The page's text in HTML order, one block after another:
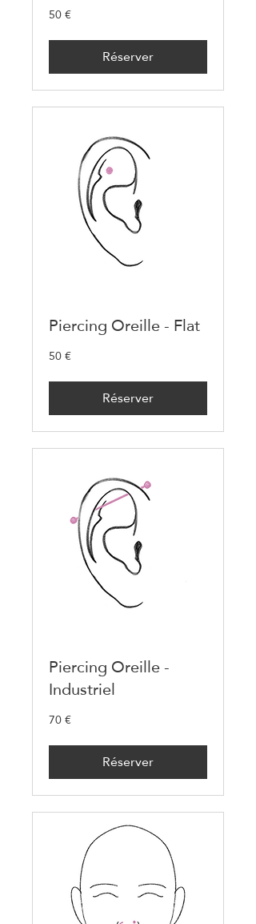
50
euros
50 €
Réserver
Piercing Oreille - Flat
50
euros
50 €
Réserver
Piercing Oreille -
Industriel
70
euros
70 €
Réserver